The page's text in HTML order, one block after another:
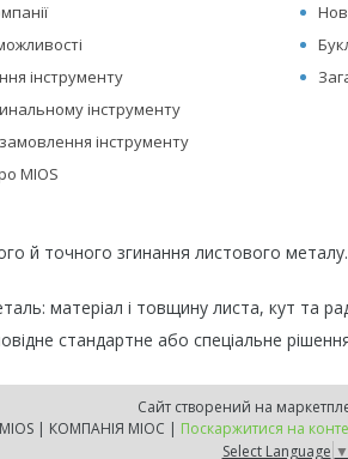
інструменту
інструменту
інструменту
MIOS
й точного згинання листового
матеріал і товщину листа, кут та
стандартне або спеціальне
Сайт створений на
MIOS | КОМПАНІЯ МІОС | Поскаржитися на
Select Language ▼